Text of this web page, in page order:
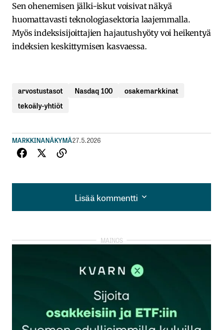
Sen ohenemisen jälki-iskut voisivat näkyä
huomattavasti teknologiasektoria laajemmalla.
Myös indeksisijoittajien hajautushyöty voi heikentyä
indeksien keskittymisen kasvaessa.
arvostustasot Nasdaq 100
osakemarkkinat
tekoäly-yhtiöt
MARKKINANÄKYMÄ27.5.2026
Lisää kommentti
Lisää kommentti
kirjautua
rekisteröityä